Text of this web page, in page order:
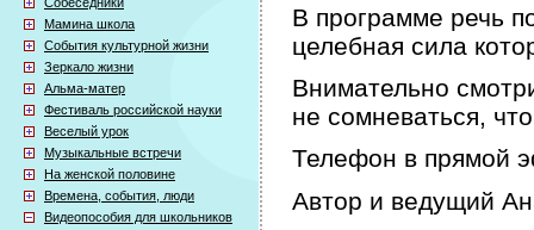
Мамина школа
События культурной жизни
Зеркало жизни
Альма-матер
Фестиваль российской науки
Веселый урок
Музыкальные встречи
На женской половине
Времена, события, люди
Видеопособия для школьников
В программе речь
целебная сила
Внимательно
не сомневаться,
Телефон в прямой
Автор и ведущий